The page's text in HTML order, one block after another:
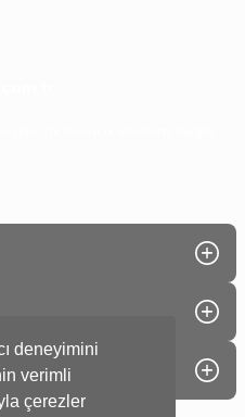
deneyimini
verimli
çerezler